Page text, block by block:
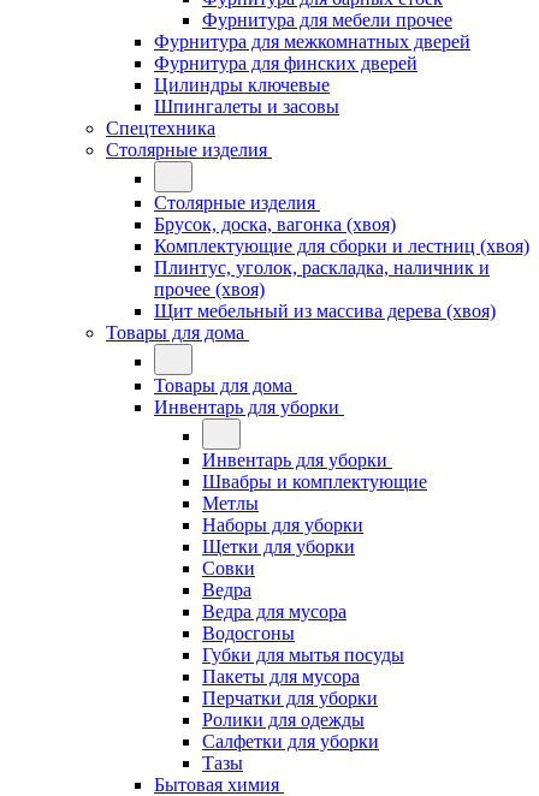
Фурнитура для мебели прочее
Фурнитура для межкомнатных дверей
Фурнитура для финских дверей
Цилиндры ключевые
Шпингалеты и засовы
Спецтехника
Столярные изделия
Столярные изделия
Брусок, доска, вагонка (хвоя)
Комплектующие для сборки и лестниц (хвоя)
Плинтус, уголок, раскладка, наличник и
прочее (хвоя)
Щит мебельный из массива дерева (хвоя)
Товары для дома
Товары для дома
Инвентарь для уборки
Инвентарь для уборки
Швабры и комплектующие
Метлы
Наборы для уборки
Щетки для уборки
Совки
Ведра
Ведра для мусора
Водосгоны
Губки для мытья посуды
Пакеты для мусора
Перчатки для уборки
Ролики для одежды
Салфетки для уборки
Тазы
Бытовая химия